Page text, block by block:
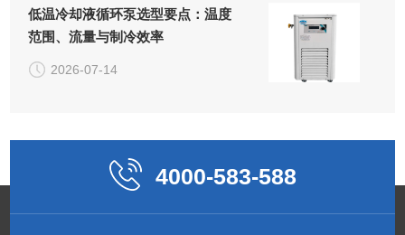
低温冷却液循环泵选型要点：温度
范围、流量与制冷效率
2026-07-14
4000-583-588